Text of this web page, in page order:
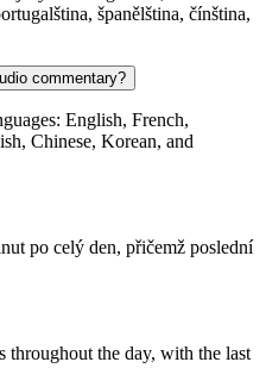
španělština, čínština,
commentary?
English, French,
Chinese, Korean, and
po celý den, přičemž poslední
throughout the day, with the last